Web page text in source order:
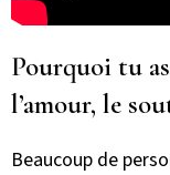
Pourquoi tu
l’amour, le
Beaucoup de